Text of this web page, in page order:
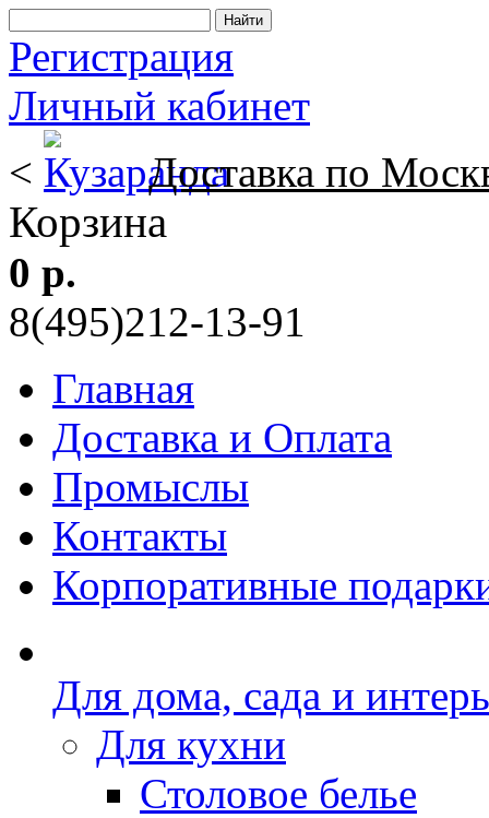
Регистрация
Личный кабинет
<
Доставка по
Корзина
0 р.
8(495)212-13-91
Главная
Доставка и Оплата
Промыслы
Контакты
Корпоративные
Для дома, сада и
Для кухни
Столовое белье